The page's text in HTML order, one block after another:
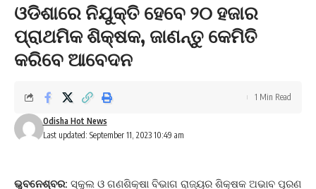
ଓଡିଶାରେ ନିଯୁକ୍ତି ହେବେ ୨୦ ହଜାର
ପ୍ରାଥମିକ ଶିକ୍ଷକ, ଜାଣନ୍ତୁ କେମିତି
କରିବେ ଆବେଦନ
Last updated: September 11, 2023 10:49 am
Odisha Hot News
1 Min Read
ଭୁବନେଶ୍ବର: ସ୍କୁଲ ଓ ଗଣଶିକ୍ଷା ବିଭାଗ ରାଜ୍ୟର ଶିକ୍ଷକ ଅଭାବ ପୂରଣ